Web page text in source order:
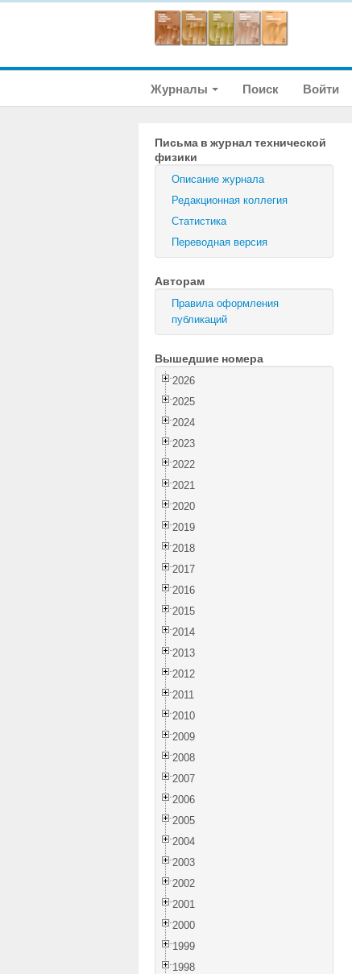
Журналы Поиск Войти
Письма в журнал технической
физики
Описание журнала
Редакционная коллегия
Статистика
Переводная версия
Авторам
Правила оформления
публикаций
Вышедшие номера
2026
2025
2024
2023
2022
2021
2020
2019
2018
2017
2016
2015
2014
2013
2012
2011
2010
2009
2008
2007
2006
2005
2004
2003
2002
2001
2000
1999
1998